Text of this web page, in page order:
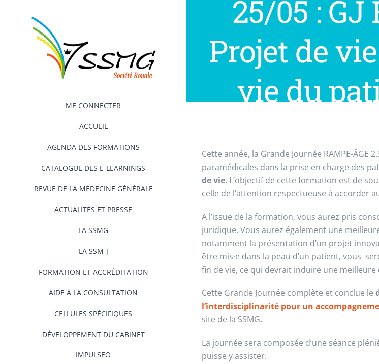
ME CONNECTER
ACCUEIL
AGENDA DES FORMATIONS
CATALOGUE DES E-LEARNINGS
REVUE DE LA MÉDECINE GÉNÉRALE
ACTUALITÉS ET PRESSE
LA SSMG
LA SSM-J
FORMATION ET ACCRÉDITATION
AIDE À LA CONSULTATION
CELLULES SPÉCIFIQUES
DÉVELOPPEMENT DU CABINET
IMPULSEO
25/05 : GJ
Projet de
vie du
Cette année, la Grande Journée RAMPE-
paramédicales dans la prise en charge des
de vie. L’objectif de cette formation est de
celle de l’attention respectueuse à accorder
A l’issue de la formation, vous aurez pris
juridique. Vous aurez également une
notamment la présentation d’un projet
être mis·e dans la peau d’un patient, vous
fin de vie, ce qui devrait induire une
Cette Grande Journée complète et conclue le
l’interdisciplinarité pour un
site de la SSMG.
La journée sera composée d’une séance
puisse y assister.